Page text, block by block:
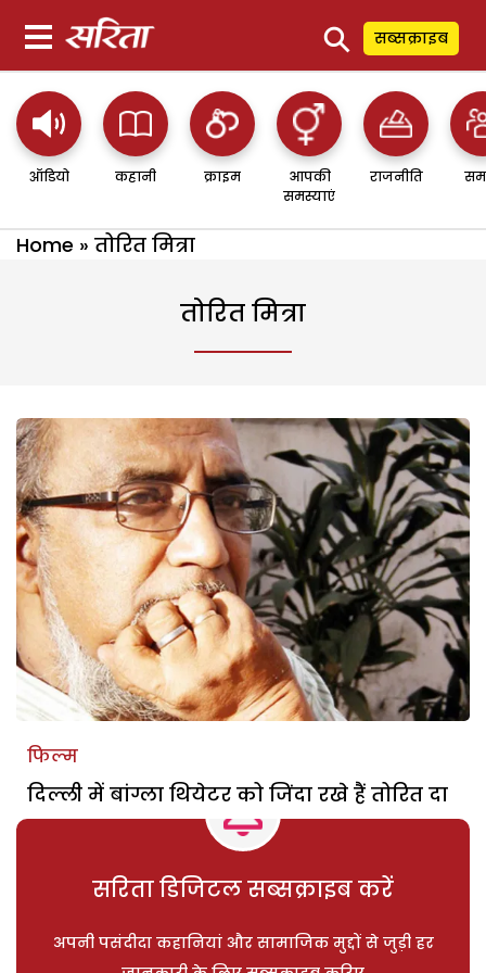
⚲ सब्सक्राइब
ऑडियो कहानी क्राइम
आपकी
समस्याएं
राजनीति
Home » तोरित मित्रा
तोरित मित्रा
फिल्म
दिल्ली में बांग्ला थियेटर को जिंदा रखे हैं तोरित दा
सरिता डिजिटल सब्सक्राइब करें
अपनी पसंदीदा कहानियां और सामाजिक मुद्दों से जुड़ी हर